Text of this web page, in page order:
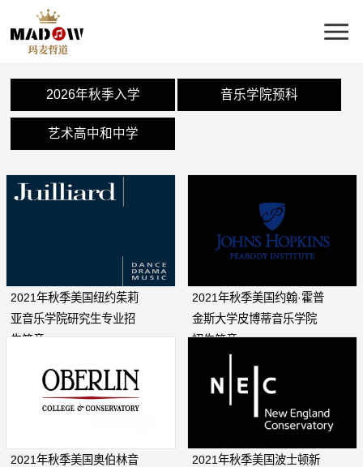
2026年秋季入学 音乐学院预科
艺术高中和中学
2021年秋季美国纽约茱莉
亚音乐学院研究生专业招
生简章
2021年秋季美国约翰·霍普
金斯大学皮博蒂音乐学院
招生简章
2021年秋季美国奥伯林音
2021年秋季美国波士顿新